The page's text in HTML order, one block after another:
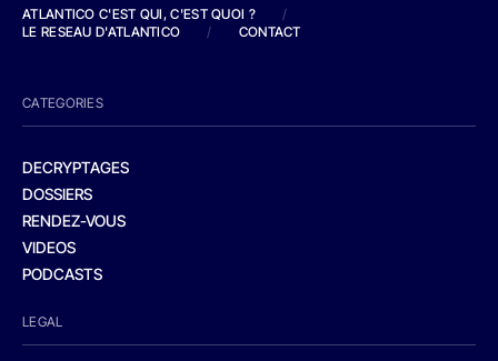
ATLANTICO C'EST QUI, C'EST QUOI ?
/
LE RESEAU D'ATLANTICO
/ CONTACT
CATEGORIES
DECRYPTAGES
DOSSIERS
RENDEZ-VOUS
VIDEOS
PODCASTS
LEGAL